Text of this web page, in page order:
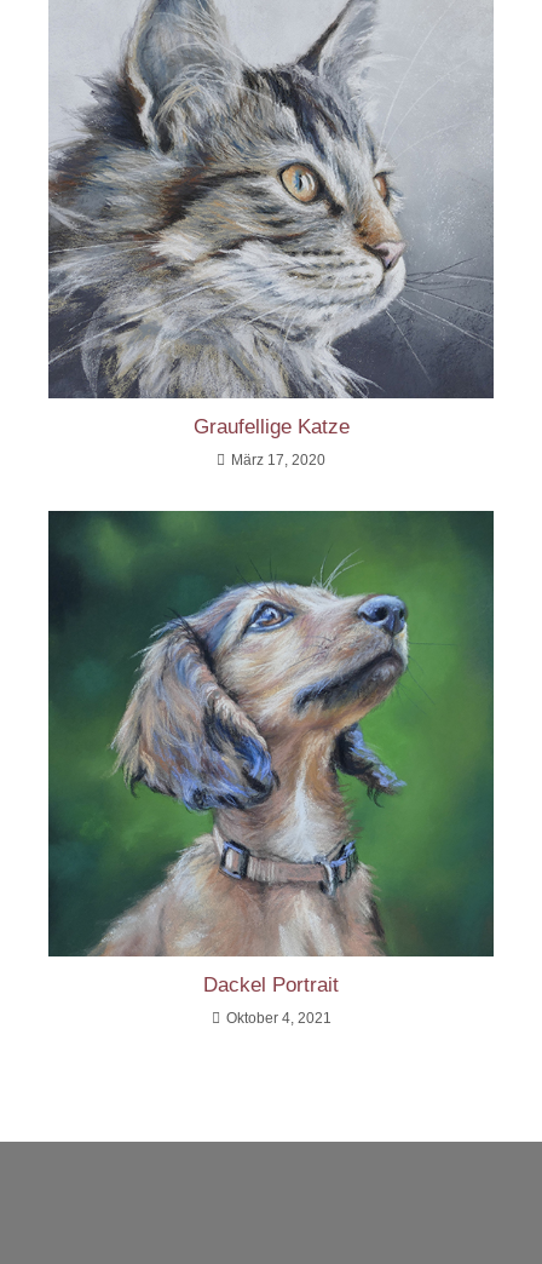
Graufellige Katze
März 17, 2020
Dackel Portrait
Oktober 4, 2021